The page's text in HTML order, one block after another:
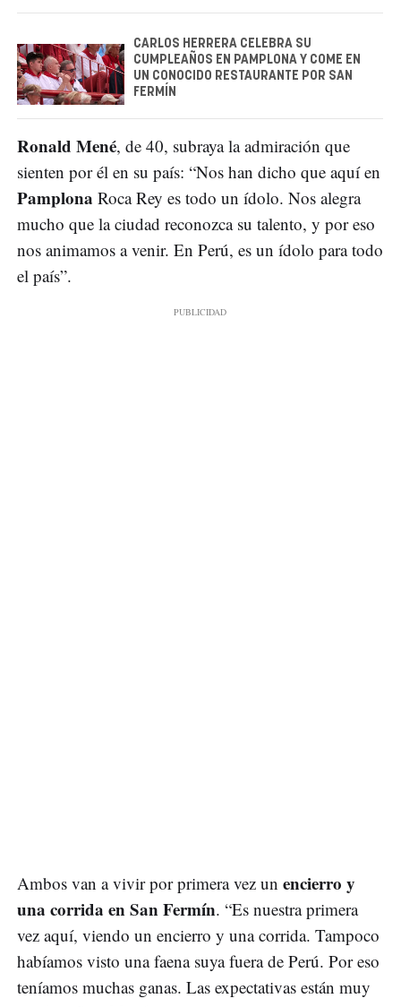
CARLOS HERRERA CELEBRA SU
CUMPLEAÑOS EN PAMPLONA Y COME EN
UN CONOCIDO RESTAURANTE POR SAN
FERMÍN
Ronald Mené, de 40, subraya la admiración que
sienten por él en su país: “Nos han dicho que aquí en
Pamplona Roca Rey es todo un ídolo. Nos alegra
mucho que la ciudad reconozca su talento, y por eso
nos animamos a venir. En Perú, es un ídolo para todo
el país”.
Ambos van a vivir por primera vez un encierro y
una corrida en San Fermín. “Es nuestra primera
vez aquí, viendo un encierro y una corrida. Tampoco
habíamos visto una faena suya fuera de Perú. Por eso
teníamos muchas ganas. Las expectativas están muy